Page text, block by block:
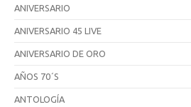
ANIVERSARIO
ANIVERSARIO 45 LIVE
ANIVERSARIO DE ORO
AÑOS 70´S
ANTOLOGÍA